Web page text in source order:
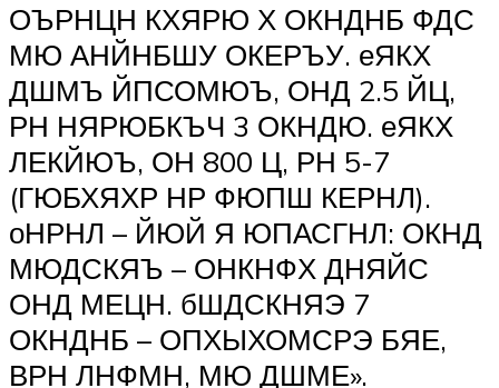
ОЪРНЦН КХЯРЮ Х ОКНДНБ ФДС
МЮ АНЙНБШУ ОКЕРЪУ. еЯКХ
ДШМЪ ЙПСОМЮЪ, ОНД 2.5 ЙЦ,
РН НЯРЮБКЪЧ 3 ОКНДЮ. еЯКХ
ЛЕКЙЮЪ, ОН 800 Ц, РН 5-7
(ГЮБХЯХР НР ФЮПШ КЕРНЛ).
оНРНЛ – ЙЮЙ Я ЮПАСГНЛ: ОКНД
МЮДСКЯЪ – ОНКНФХ ДНЯЙС
ОНД МЕЦН. бШДСКНЯЭ 7
ОКНДНБ – ОПХЫХОМСРЭ БЯЕ,
ВРН ЛНФМН, МЮ ДШМЕ».